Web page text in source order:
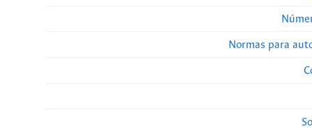
Normas para